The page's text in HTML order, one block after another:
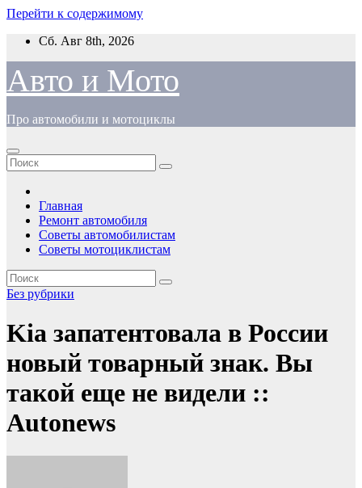
Перейти к содержимому
Сб. Авг 8th, 2026
Авто и Мото
Про автомобили и мотоциклы
Главная
Ремонт автомобиля
Советы автомобилистам
Советы мотоциклистам
Без рубрики
Kia запатентовала в России
новый товарный знак. Вы
такой еще не видели ::
Autonews